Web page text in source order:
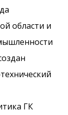
области и
ГК